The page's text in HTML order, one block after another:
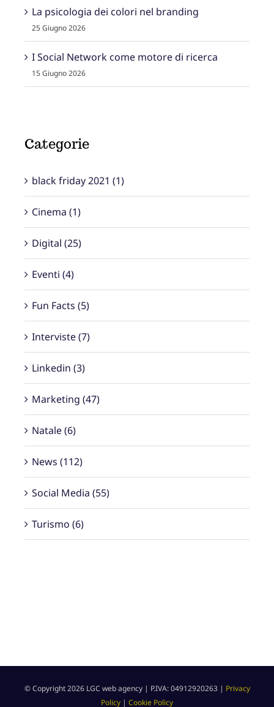
La psicologia dei colori nel branding
I Social Network come motore di ricerca
black friday 2021 (1)
Cinema (1)
Digital (25)
Eventi (4)
Fun Facts (5)
Interviste (7)
Linkedin (3)
Marketing (47)
Natale (6)
News (112)
Social Media (55)
Turismo (6)